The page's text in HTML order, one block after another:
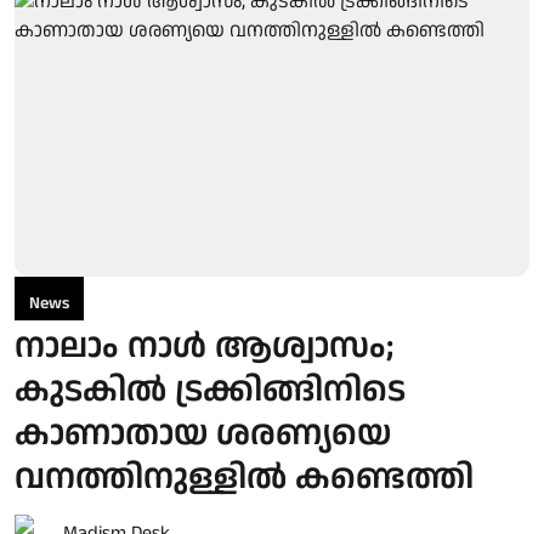
News
നാലാം നാൾ ആശ്വാസം;
കുടകിൽ ട്രക്കിങ്ങിനിടെ
കാണാതായ ശരണ്യയെ
വനത്തിനുള്ളിൽ കണ്ടെത്തി